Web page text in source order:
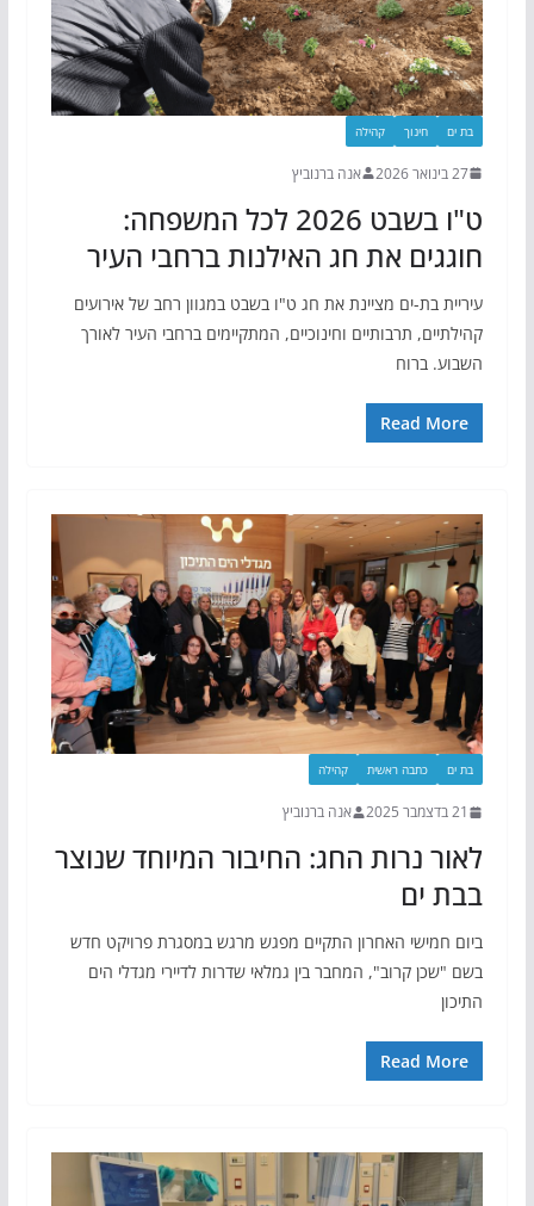
בת ים חינוך קהילה
27 בינואר 2026 אנה ברנוביץ
ט"ו בשבט 2026 לכל המשפחה:
חוגגים את חג האילנות ברחבי העיר
עיריית בת-ים מציינת את חג ט"ו בשבט במגוון רחב של אירועים
קהילתיים, תרבותיים וחינוכיים, המתקיימים ברחבי העיר לאורך
השבוע. ברוח
Read More
בת ים כתבה ראשית קהילה
21 בדצמבר 2025 אנה ברנוביץ
לאור נרות החג: החיבור המיוחד שנוצר
בבת ים
ביום חמישי האחרון התקיים מפגש מרגש במסגרת פרויקט חדש
בשם "שכן קרוב", המחבר בין גמלאי שדרות לדיירי מגדלי הים
התיכון
Read More